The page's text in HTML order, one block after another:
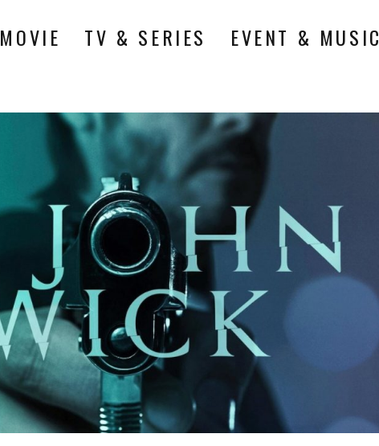
MOVIE TV & SERIES EVENT & MUSIC